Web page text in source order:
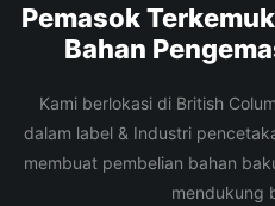
Pemasok
Bahan
Kami berlokasi di British
dalam label & Industri
membuat pembelian bahan
mendukung